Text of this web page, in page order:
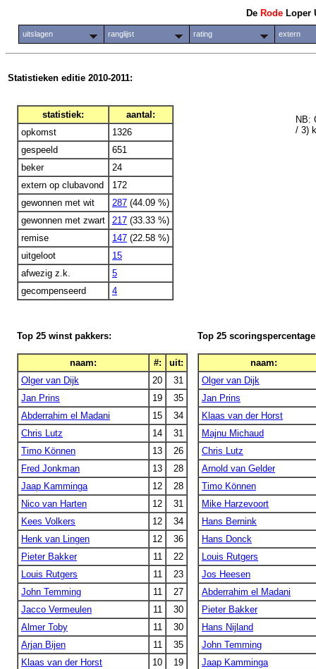
De Rode Loper
uitslagen ranglijst rating extern
Statistieken editie 2010-2011:
statistiek:
aantal:
opkomst
1326
gespeeld
651
beker
24
extern op clubavond
172
gewonnen met wit
287 (44.09 %)
gewonnen met zwart
217 (33.33 %)
remise
147 (22.58 %)
uitgeloot
15
afwezig z.k.
5
gecompenseerd
4
NB:
/ 3)
Top 25 winst pakkers:
naam: #:
uit:
Olger van Dijk
20
31
Jan Prins
19
35
Abderrahim el Madani
15
34
Chris Lutz
14
31
Timo Können
13
26
Fred Jonkman
13
28
Jaap Kamminga
12
28
Nico van Harten
12
31
Kees Volkers
12
34
Henk van Lingen
12
36
Pieter Bakker
11
22
Louis Rutgers
11
23
John Temming
11
27
Jacco Vermeulen
11
30
Almer Toby
11
30
Arjan Bijen
11
35
Klaas van der Horst
10
19
Top 25
naam:
Olger van Dijk
Jan Prins
Klaas van der Horst
Majnu Michaud
Chris Lutz
Arnold van Gelder
Timo Können
Mike Harzevoort
Hans Bernink
Hans Donck
Louis Rutgers
Jos Heesen
Abderrahim el Madani
Pieter Bakker
Hans Nijland
John Temming
Jaap Kamminga